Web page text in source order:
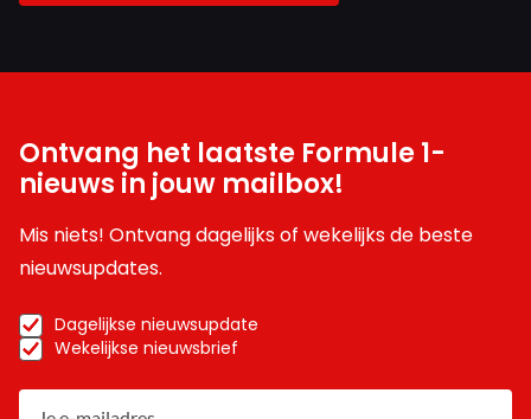
Ontvang het laatste Formule 1-
nieuws in jouw mailbox!
Mis niets! Ontvang dagelijks of wekelijks de beste
nieuwsupdates.
Dagelijkse nieuwsupdate
Wekelijkse nieuwsbrief